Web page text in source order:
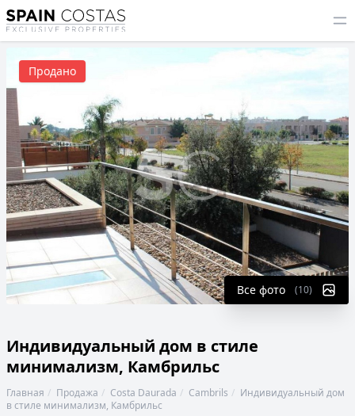
Продано
Все фото (10)
Индивидуальный дом в стиле
минимализм, Камбрильс
Главная Продажа Costa Daurada Cambrils
Индивидуальный дом
в стиле минимализм, Камбрильс